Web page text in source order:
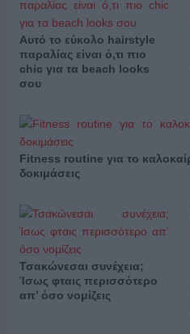
Αυτό το εύκολο hairstyle
παραλίας είναι ό,τι πιο
chic για τα beach looks
σου
Fitness routine για το
δοκιμάσεις
Τσακώνεσαι συνέχεια;
Ίσως φταις περισσότερο
απ’ όσο νομίζεις